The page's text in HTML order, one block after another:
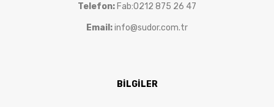
Telefon: Fab:0212 875 26 47
Email:info@sudor.com.tr
BİLGİLER